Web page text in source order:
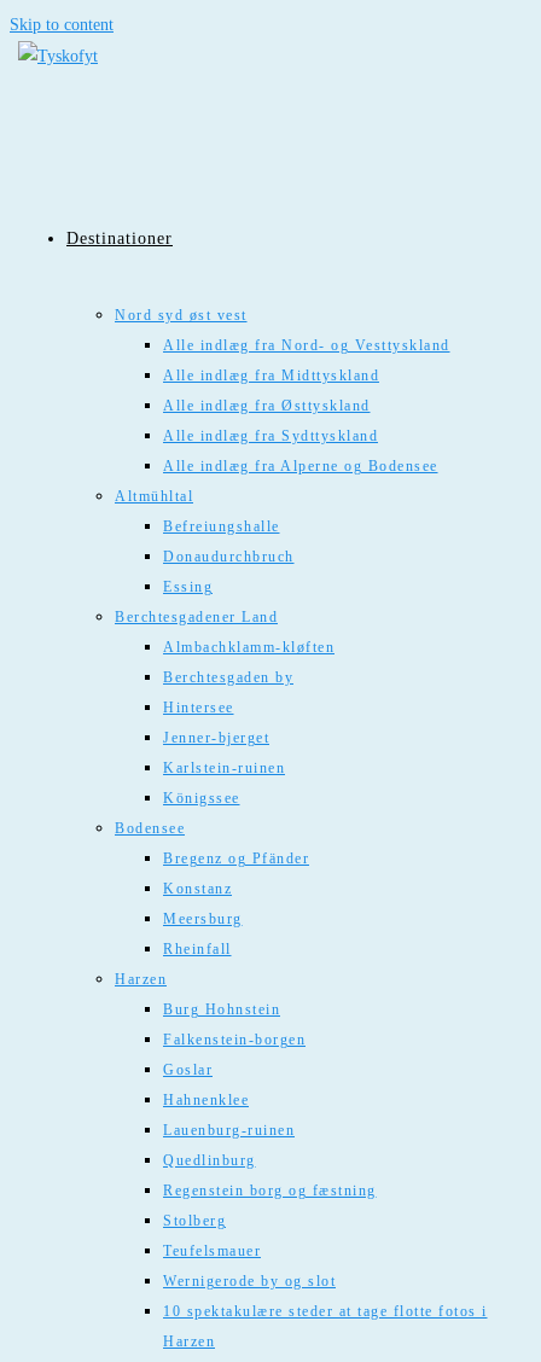
Skip to content
Destinationer
Nord syd øst vest
Alle indlæg fra Nord- og Vesttyskland
Alle indlæg fra Midttyskland
Alle indlæg fra Østtyskland
Alle indlæg fra Sydttyskland
Alle indlæg fra Alperne og Bodensee
Altmühltal
Befreiungshalle
Donaudurchbruch
Essing
Berchtesgadener Land
Almbachklamm-kløften
Berchtesgaden by
Hintersee
Jenner-bjerget
Karlstein-ruinen
Königssee
Bodensee
Bregenz og Pfänder
Konstanz
Meersburg
Rheinfall
Harzen
Burg Hohnstein
Falkenstein-borgen
Goslar
Hahnenklee
Lauenburg-ruinen
Quedlinburg
Regenstein borg og fæstning
Stolberg
Teufelsmauer
Wernigerode by og slot
10 spektakulære steder at tage flotte fotos i
Harzen